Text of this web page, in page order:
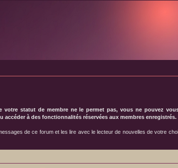
statut de membre ne le permet pas, vous ne pouvez
à des fonctionnalités réservées aux membres enregistrés.
de ce forum et les lire avec le lecteur de nouvelles de votre